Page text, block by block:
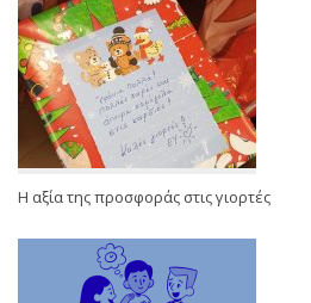
Η αξία της προσφοράς στις γιορτές